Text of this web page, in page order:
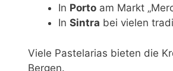
In Porto am Markt
In Sintra bei vielen
Viele Pastelarias bieten die
Bergen.